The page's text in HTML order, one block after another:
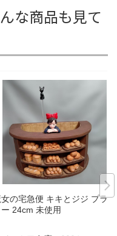
な商品も見て
女の宅急便 キキとジジ プラン
ー 24cm 未使用